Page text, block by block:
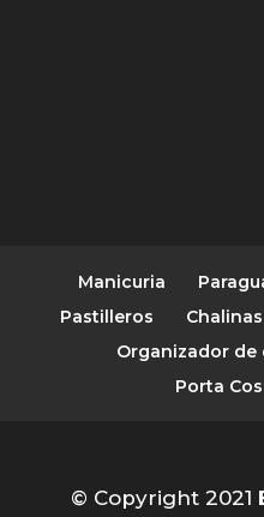
Manicuria
Pastilleros
Chalinas
Organizador de
Porta
© Copyright 2021